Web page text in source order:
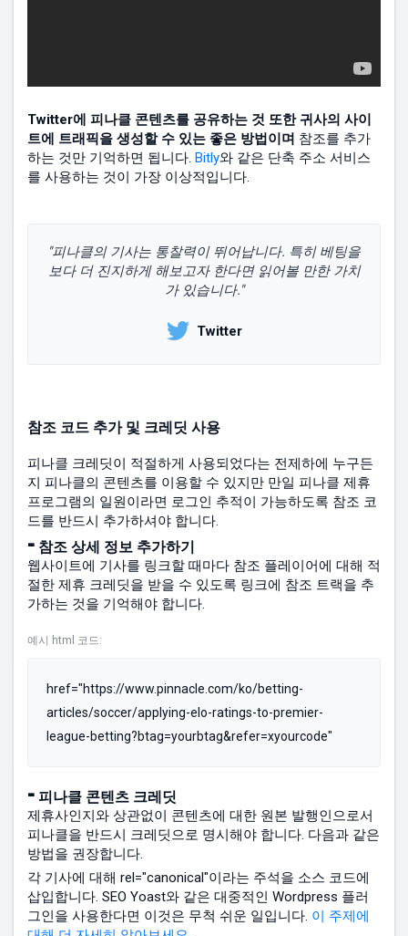
Twitter에 피나클 콘텐츠를 공유하는 것 또한 귀사의 사이
트에 트래픽을 생성할 수 있는 좋은 방법이며 참조를 추가
하는 것만 기억하면 됩니다. Bitly와 같은 단축 주소 서비스
를 사용하는 것이 가장 이상적입니다.
"피나클의 기사는 통찰력이 뛰어납니다. 특히 베팅을
보다 더 진지하게 해보고자 한다면 읽어볼 만한 가치
가 있습니다."
Twitter
참조 코드 추가 및 크레딧 사용
피나클 크레딧이 적절하게 사용되었다는 전제하에 누구든
지 피나클의 콘텐츠를 이용할 수 있지만 만일 피나클 제휴
프로그램의 일원이라면 로그인 추적이 가능하도록 참조 코
드를 반드시 추가하셔야 합니다.
⁃ 참조 상세 정보 추가하기
웹사이트에 기사를 링크할 때마다 참조 플레이어에 대해 적
절한 제휴 크레딧을 받을 수 있도록 링크에 참조 트랙을 추
가하는 것을 기억해야 합니다.
예시 html 코드:
href="https://www.pinnacle.com/ko/betting-
articles/soccer/applying-elo-ratings-to-premier-
league-betting?btag=yourbtag&refer=xyourcode"
⁃ 피나클 콘텐츠 크레딧
제휴사인지와 상관없이 콘텐츠에 대한 원본 발행인으로서
피나클을 반드시 크레딧으로 명시해야 합니다. 다음과 같은
방법을 권장합니다.
각 기사에 대해 rel="canonical"이라는 주석을 소스 코드에
삽입합니다. SEO Yoast와 같은 대중적인 Wordpress 플러
그인을 사용한다면 이것은 무척 쉬운 일입니다. 이 주제에